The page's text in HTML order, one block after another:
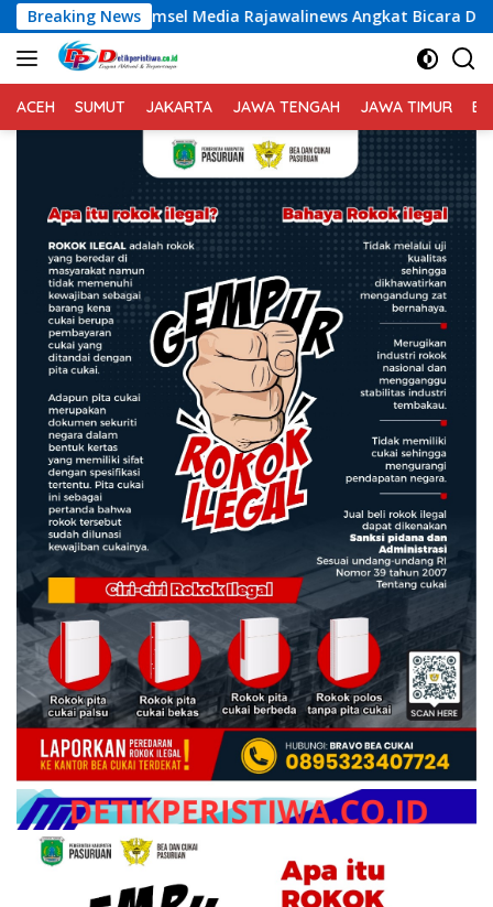
Langsung
ke
konten
Breaking News
Rajawalinews Angkat Bicara Dugaan Penggelapan Dana
ACEH SUMUT JAKARTA JAWA TENGAH JAWA TIMUR